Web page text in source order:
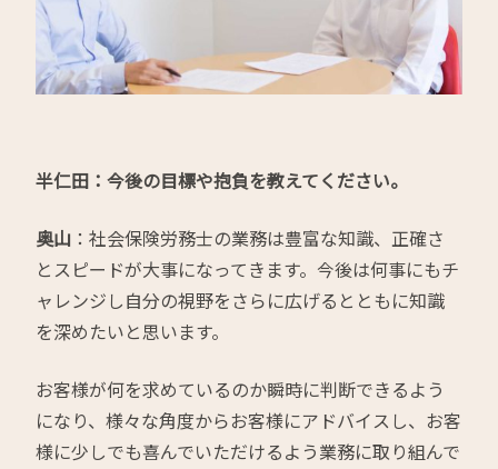
半仁田：今後の目標や抱負を教えてください。
奥山 ：社会保険労務士の業務は豊富な知識、正確さ
とスピードが大事になってきます。今後は何事にもチ
ャレンジし自分の視野をさらに広げるとともに知識
を深めたいと思います。
お客様が何を求めているのか瞬時に判断できるよう
になり、様々な角度からお客様にアドバイスし、お客
様に少しでも喜んでいただけるよう業務に取り組んで